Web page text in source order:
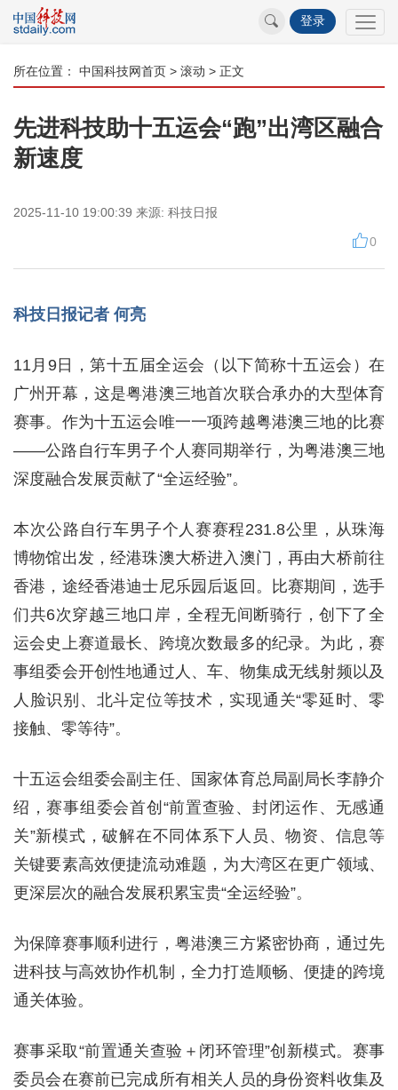
登录
所在位置： 中国科技网首页 > 滚动 > 正文
先进科技助十五运会“跑”出湾区融合
新速度
2025-11-10 19:00:39 来源: 科技日报
0
科技日报记者 何亮
11月9日，第十五届全运会（以下简称十五运会）在
广州开幕，这是粤港澳三地首次联合承办的大型体育
赛事。作为十五运会唯一一项跨越粤港澳三地的比赛
——公路自行车男子个人赛同期举行，为粤港澳三地
深度融合发展贡献了“全运经验”。
本次公路自行车男子个人赛赛程231.8公里，从珠海
博物馆出发，经港珠澳大桥进入澳门，再由大桥前往
香港，途经香港迪士尼乐园后返回。比赛期间，选手
们共6次穿越三地口岸，全程无间断骑行，创下了全
运会史上赛道最长、跨境次数最多的纪录。为此，赛
事组委会开创性地通过人、车、物集成无线射频以及
人脸识别、北斗定位等技术，实现通关“零延时、零
接触、零等待”。
十五运会组委会副主任、国家体育总局副局长李静介
绍，赛事组委会首创“前置查验、封闭运作、无感通
关”新模式，破解在不同体系下人员、物资、信息等
关键要素高效便捷流动难题，为大湾区在更广领域、
更深层次的融合发展积累宝贵“全运经验”。
为保障赛事顺利进行，粤港澳三方紧密协商，通过先
进科技与高效协作机制，全力打造顺畅、便捷的跨境
通关体验。
赛事采取“前置通关查验＋闭环管理”创新模式。赛事
委员会在赛前已完成所有相关人员的身份资料收集及